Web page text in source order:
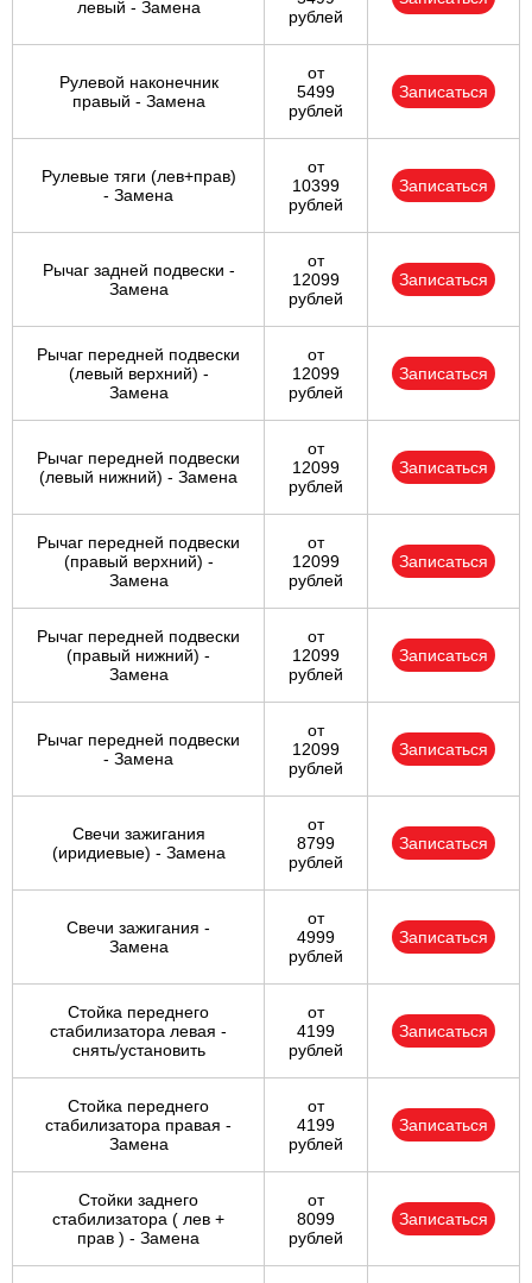
левый - Замена
рублей
Рулевой наконечник
правый - Замена
от
5499
рублей
Записаться
Рулевые тяги (лев+прав)
- Замена
от
10399
рублей
Записаться
Рычаг задней подвески -
Замена
от
12099
рублей
Записаться
Рычаг передней подвески
(левый верхний) -
Замена
от
12099
рублей
Записаться
Рычаг передней подвески
(левый нижний) - Замена
от
12099
рублей
Записаться
Рычаг передней подвески
(правый верхний) -
Замена
от
12099
рублей
Записаться
Рычаг передней подвески
(правый нижний) -
Замена
от
12099
рублей
Записаться
Рычаг передней подвески
- Замена
от
12099
рублей
Записаться
Свечи зажигания
(иридиевые) - Замена
от
8799
рублей
Записаться
Свечи зажигания -
Замена
от
4999
рублей
Записаться
Стойка переднего
стабилизатора левая -
снять/установить
от
4199
рублей
Записаться
Стойка переднего
стабилизатора правая -
Замена
от
4199
рублей
Записаться
Стойки заднего
стабилизатора ( лев +
прав ) - Замена
от
8099
рублей
Записаться